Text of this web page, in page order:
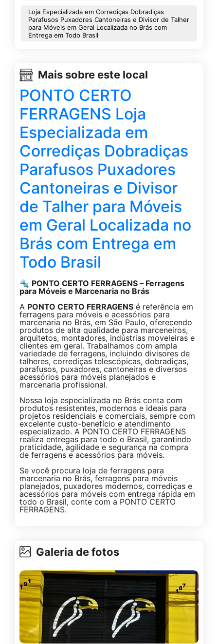
Loja Especializada em Corrediças Dobradiças
Parafusos Puxadores Cantoneiras e Divisor de Talher
para Móveis em Geral Localizada no Brás com
Entrega em Todo Brasil
Mais sobre este local
PONTO CERTO
FERRAGENS Loja
Especializada em
Corrediças Dobradiças
Parafusos Puxadores
Cantoneiras e Divisor
de Talher para Móveis
em Geral Localizada no
Brás com Entrega em
Todo Brasil
🔩 PONTO CERTO FERRAGENS – Ferragens
para Móveis e Marcenaria no Brás
A PONTO CERTO FERRAGENS é referência em
ferragens para móveis e acessórios para
marcenaria no Brás, em São Paulo, oferecendo
produtos de alta qualidade para marceneiros,
arquitetos, montadores, indústrias moveleiras e
clientes em geral. Trabalhamos com ampla
variedade de ferragens, incluindo divisores de
talheres, corrediças telescópicas, dobradiças,
parafusos, puxadores, cantoneiras e diversos
acessórios para móveis planejados e
marcenaria profissional.
Nossa loja especializada no Brás conta com
produtos resistentes, modernos e ideais para
projetos residenciais e comerciais, sempre com
excelente custo-benefício e atendimento
especializado. A PONTO CERTO FERRAGENS
realiza entregas para todo o Brasil, garantindo
praticidade, agilidade e segurança na compra
de ferragens e acessórios para móveis.
Se você procura loja de ferragens para
marcenaria no Brás, ferragens para móveis
planejados, puxadores modernos, corrediças e
acessórios para móveis com entrega rápida em
todo o Brasil, conte com a PONTO CERTO
FERRAGENS.
Galeria de fotos